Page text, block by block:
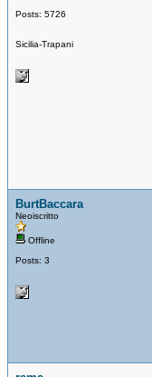
Posts: 5726
Sicilia-Trapani
BurtBaccara
Neoiscritto
Offline
Posts: 3